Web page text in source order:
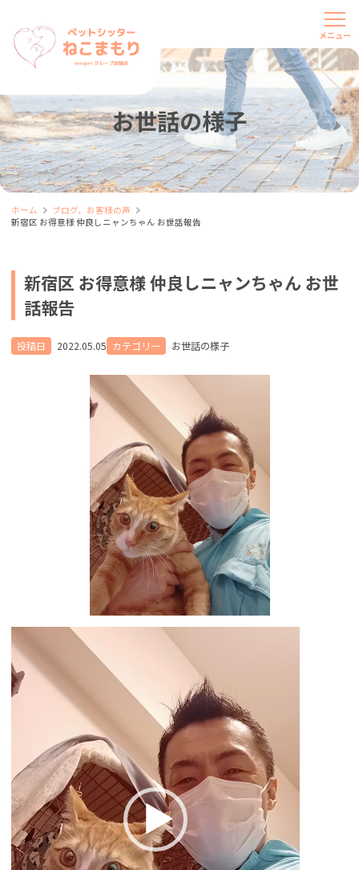
お世話の様子
ホーム
ブログ、お客様の声
新宿区 お得意様 仲良しニャンちゃん お世話報告
新宿区 お得意様 仲良しニャンちゃん お世
話報告
投稿日 2022.05.05 カテゴリー お世話の様子
画
プ
レ
ー